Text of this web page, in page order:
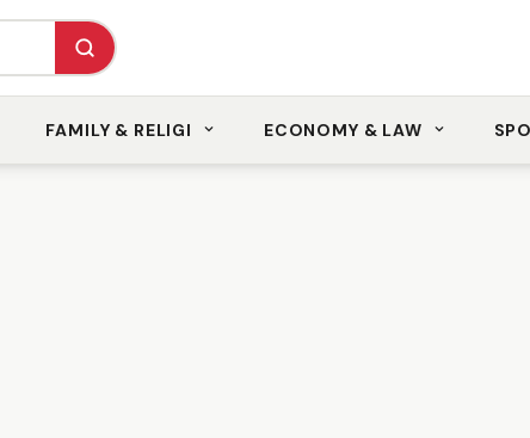
FAMILY & RELIGI ECONOMY & LAW